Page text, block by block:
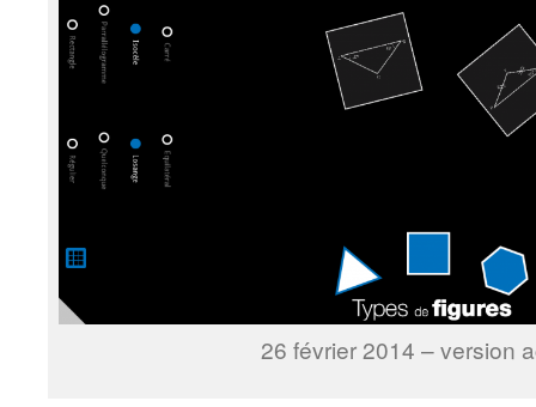
26 février 2014 – version